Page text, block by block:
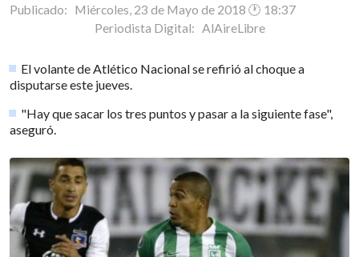
Publicado: Miércoles, 23 de Mayo de 2018 🕐 18:37
Periodista Digital: AlAireLibre
El volante de Atlético Nacional se refirió al choque a
disputarse este jueves.
"Hay que sacar los tres puntos y pasar a la siguiente fase",
aseguró.